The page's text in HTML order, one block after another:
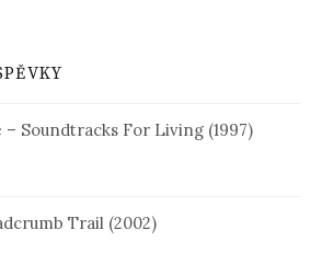
Soundtracks For Living (1997)
Trail (2002)